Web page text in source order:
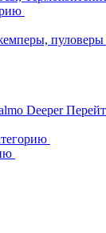
пуловеры
Deeper